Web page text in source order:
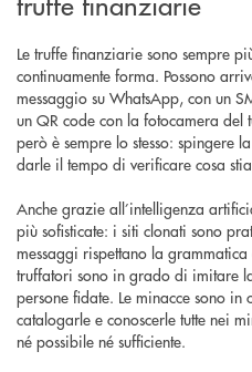
Le truffe finanziarie sono sempre
continuamente forma. Possono
messaggio su WhatsApp, con un
un QR code con la fotocamera del
però è sempre lo stesso: spingere
darle il tempo di verificare cosa
Anche grazie all’intelligenza
più sofisticate: i siti clonati sono
messaggi rispettano la
truffatori sono in grado di imitare
persone fidate. Le minacce sono
catalogarle e conoscerle tutte nei
né possibile né sufficiente.